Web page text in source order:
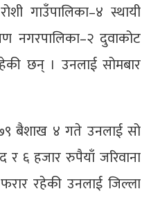
गाउँपालिका–४ स्थायी
नगरपालिका–२ दुवाकोट
रहेकी छन् । उनलाई सोमबार
बैशाख ४ गते उनलाई सो
र ६ हजार रुपैयाँ जरिवाना
रहेकी उनलाई जिल्ला